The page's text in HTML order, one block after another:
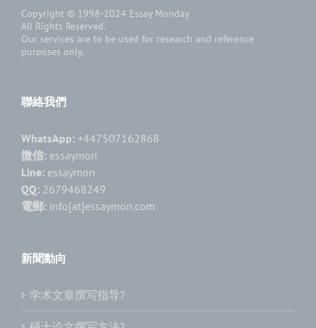
Copyright © 1998-2024 Essay Monday
All Rights Reserved.
Our services are to be used for research and reference
purposes only.
聯絡我們
WhatsApp: +447507162868
微信: essaymon
Line: essaymon
QQ: 2679468249
電郵: info[at]essaymon.com
新聞動向
学术文章撰写指导?